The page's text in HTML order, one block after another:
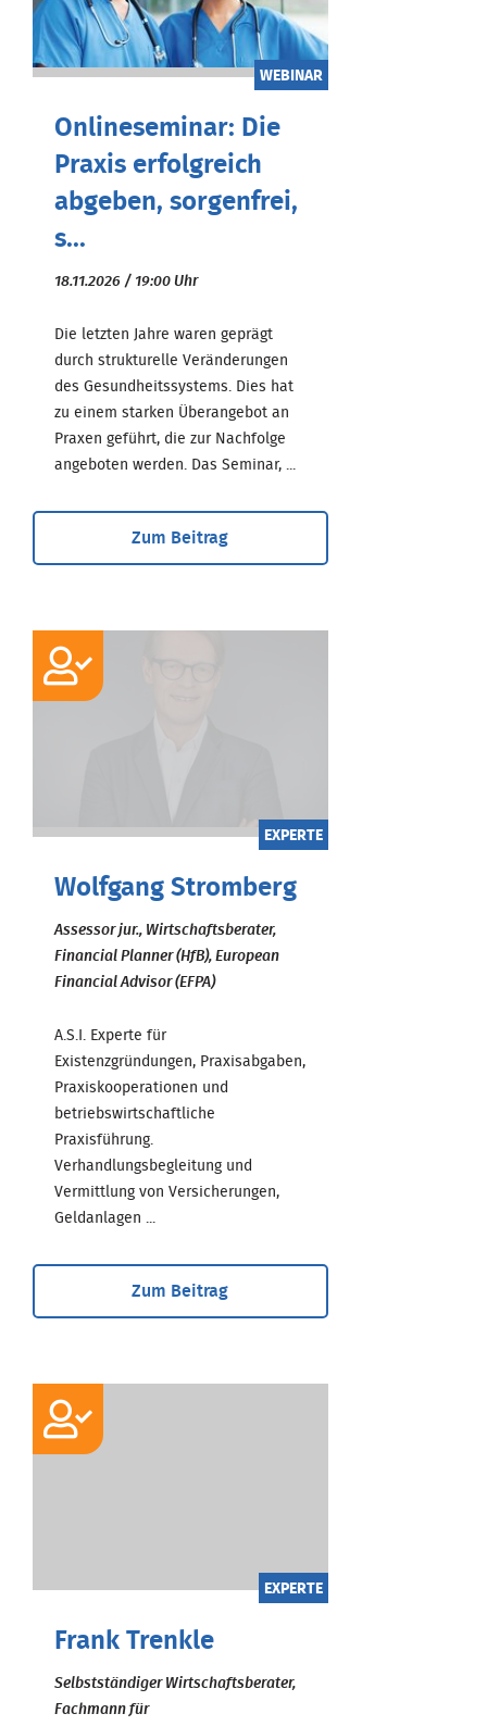
WEBINAR
Onlineseminar: Die
Praxis erfolgreich
abgeben, sorgenfrei,
s...
18.11.2026 / 19:00 Uhr
Die letzten Jahre waren geprägt
durch strukturelle Veränderungen
des Gesundheitssystems. Dies hat
zu einem starken Überangebot an
Praxen geführt, die zur Nachfolge
angeboten werden. Das Seminar, ...
Zum Beitrag
EXPERTE
Wolfgang Stromberg
Assessor jur., Wirtschaftsberater,
Financial Planner (HfB), European
Financial Advisor (EFPA)
A.S.I. Experte für
Existenzgründungen, Praxisabgaben,
Praxiskooperationen und
betriebswirtschaftliche
Praxisführung.
Verhandlungsbegleitung und
Vermittlung von Versicherungen,
Geldanlagen ...
Zum Beitrag
EXPERTE
Frank Trenkle
Selbstständiger Wirtschaftsberater,
Fachmann für